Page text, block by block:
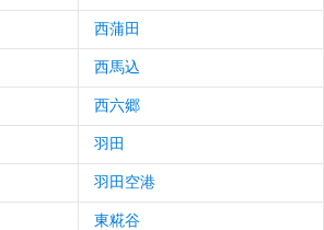
西蒲田
西馬込
西六郷
羽田
羽田空港
東糀谷